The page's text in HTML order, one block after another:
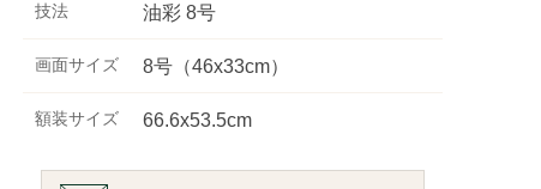
技法 油彩 8号
画面サイズ 8号（46x33cm）
額装サイズ 66.6x53.5cm